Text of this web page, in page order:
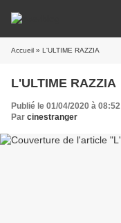
Accueil » L'ULTIME RAZZIA
L'ULTIME RAZZIA
Publié le 01/04/2020 à 08:52
Par cinestranger